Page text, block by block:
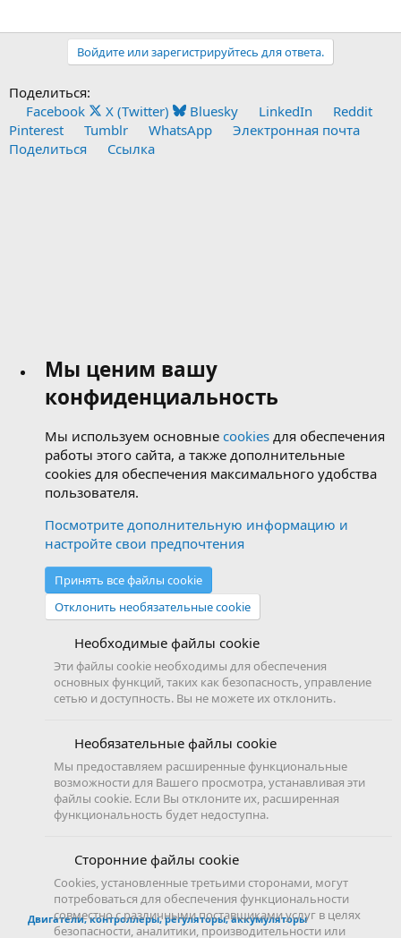
Войдите или зарегистрируйтесь для ответа.
Поделиться:
Facebook
X (Twitter) Bluesky LinkedIn
Reddit
Pinterest
Tumblr WhatsApp
Электронная почта
Поделиться
Ссылка
Двигатели, контроллеры, регуляторы, аккумуляторы
Мы ценим вашу
конфиденциальность
Мы используем основные cookies для обеспечения
работы этого сайта, а также дополнительные
cookies для обеспечения максимального удобства
пользователя.
Посмотрите дополнительную информацию и
настройте свои предпочтения
Принять все файлы cookie
Отклонить необязательные cookie
Необходимые файлы cookie
Эти файлы cookie необходимы для обеспечения
основных функций, таких как безопасность, управление
сетью и доступность. Вы не можете их отклонить.
Необязательные файлы cookie
Мы предоставляем расширенные функциональные
возможности для Вашего просмотра, устанавливая эти
файлы cookie. Если Вы отклоните их, расширенная
функциональность будет недоступна.
Сторонние файлы cookie
Cookies, установленные третьими сторонами, могут
потребоваться для обеспечения функциональности
совместно с различными поставщиками услуг в целях
безопасности, аналитики, производительности или